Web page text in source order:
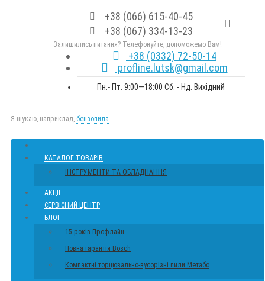
+38 (066) 615-40-45
+38 (067) 334-13-23
Залишились питання? Телефонуйте, допоможемо Вам!
+38 (0332) 72-50-14
profline.lutsk@gmail.com
Пн.- Пт. 9:00—18:00 Сб. - Нд. Вихідний
Я шукаю, наприклад, бензопила
КАТАЛОГ ТОВАРІВ
ІНСТРУМЕНТИ ТА ОБЛАДНАННЯ
АКЦІЇ
СЕРВІСНИЙ ЦЕНТР
БЛОГ
15 років Профлайн
Повна гарантія Bosch
Компактні торцювально-вусорізні пили Метабо